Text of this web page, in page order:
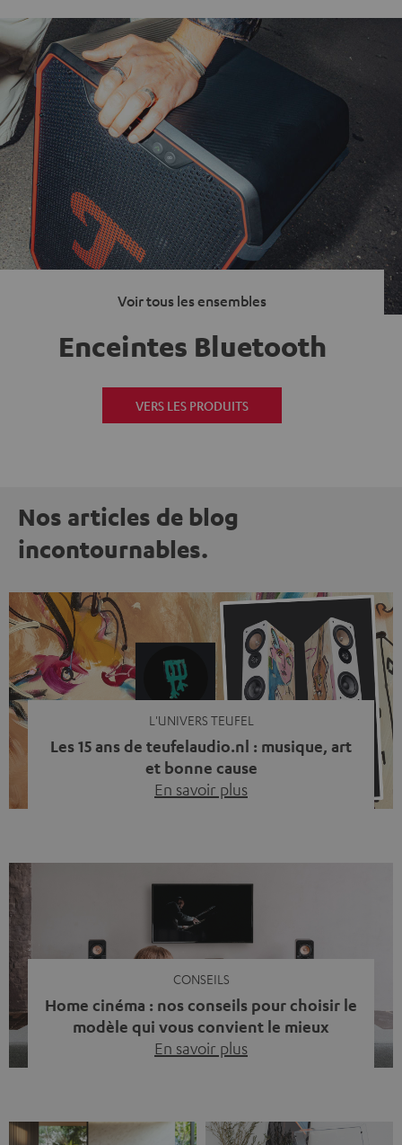
Voir tous les ensembles
Enceintes Bluetooth
VERS LES PRODUITS
Nos articles de blog
incontournables.
L'UNIVERS TEUFEL
Les 15 ans de teufelaudio.nl : musique, art
et bonne cause
En savoir plus
quelque chose qui reflète ce que représente Teufel :
célébrer le pouvoir du son et redonner quelque chose à
la société. La musique fait bien plus que simplement
sonner bien. […]
CONSEILS
Home cinéma : nos conseils pour choisir le
modèle qui vous convient le mieux
En savoir plus
dialogue est couvert par un bruit de fond… et adieu